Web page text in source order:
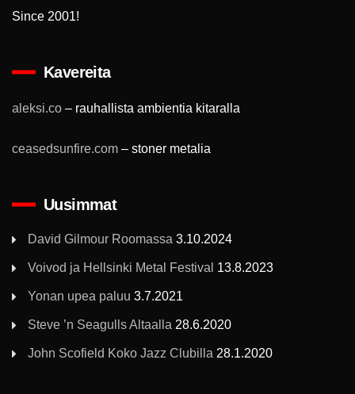
Since 2001!
Kavereita
aleksi.co – rauhallista ambientia kitaralla
ceasedsunfire.com – stoner metalia
Uusimmat
David Gilmour Roomassa 3.10.2024
Voivod ja Hellsinki Metal Festival 13.8.2023
Yonan upea paluu 3.7.2021
Steve ’n Seagulls Altaalla 28.6.2020
John Scofield Koko Jazz Clubilla 28.1.2020